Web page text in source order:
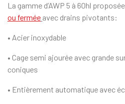
La gamme d’AWP 5 à 60hl
ou fermée avec drains pivotants:
• Acier inoxydable
• Cage semi ajourée avec grande
coniques
• Entièrement automatique avec